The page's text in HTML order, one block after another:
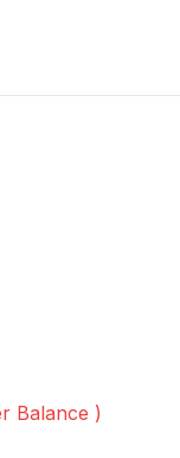
Balance )